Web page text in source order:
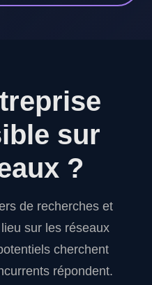
sur
?
de recherches et
sur les réseaux
cherchent
répondent.